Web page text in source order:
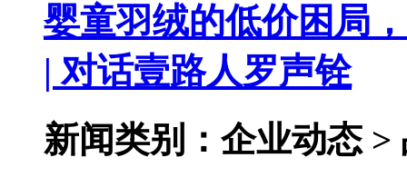
婴童羽绒的低价困局
| 对话壹路人罗声铨
新闻类别：企业动态 >